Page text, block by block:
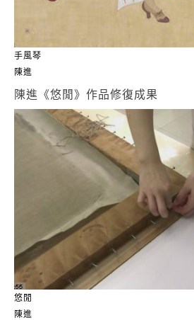
手風琴
陳進
陳進《悠閒》作品修復成果
悠閒
陳進